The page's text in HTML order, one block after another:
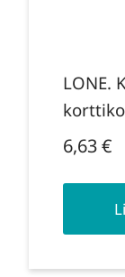
LONE.
6,63€